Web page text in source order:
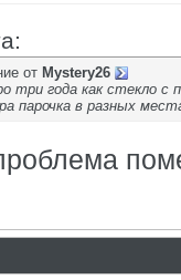
от Mystery26
три года как стекло
парочка в разных